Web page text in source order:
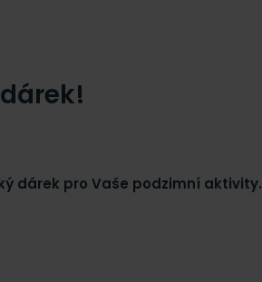
dárek pro Vaše podzimní aktivity.